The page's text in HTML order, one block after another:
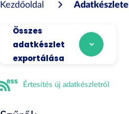
Kezdőoldal
Összes
adatkészlet
exportálása
Értesítés új adatkészletről